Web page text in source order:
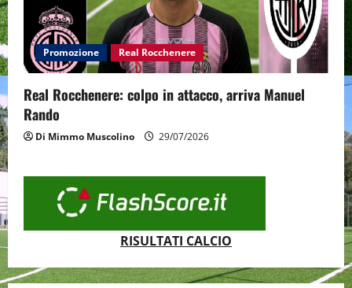
Promozione Real Rocchenere
Real Rocchenere: colpo in attacco, arriva Manuel
Rando
Di Mimmo Muscolino 29/07/2026
RISULTATI CALCIO